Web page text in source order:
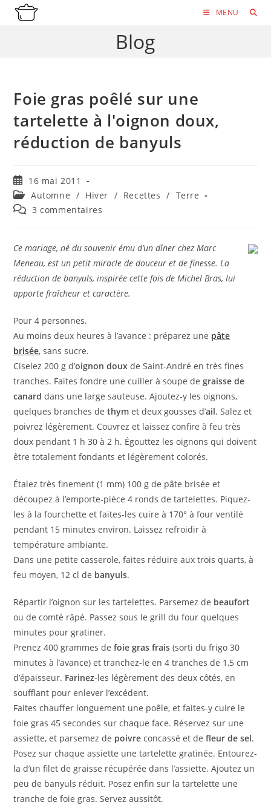
Skip
MENU
Blog
Foie gras poêlé sur une
tartelette à l'oignon doux,
réduction de banyuls
Publication
publiée :
16 mai 2011
Post
category:
Automne / Hiver / Recettes / Terre
Commentaires
publication :
3 commentaires
Ce mariage, né du souvenir ému d’un dîner chez Marc
Meneau, est un petit miracle de douceur et de finesse. La
réduction de banyuls, inspirée cette fois de Michel Bras, lui
apporte fraîcheur et caractère.
Pour 4 personnes.
Au moins deux heures à l’avance : préparez une pâte
brisée, sans sucre.
Ciselez 200 g d’oignon doux de Saint-André en très fines
tranches. Faites fondre une cuiller à soupe degraisse de
canard dans une large sauteuse. Ajoutez-y les oignons,
quelques branches dethymet deux gousses d’ail. Salez et
poivrez légèrement. Couvrez et laissez confire à feu très
doux pendant 1 h 30 à 2 h. Égouttez les oignons qui doivent
être totalement fondants et légèrement colorés.
Étalez très finement (1 mm) 100 g de pâte brisée et
découpez à l’emporte-pièce 4 ronds de tartelettes. Piquez-
les à la fourchette et faites-les cuire à 170° à four ventilé
pendant 15 minutes environ. Laissez refroidir à
température ambiante.
Dans une petite casserole, faites réduire aux trois quarts, à
feu moyen, 12 cl de banyuls.
Répartir l’oignon sur les tartelettes. Parsemez de beaufort
ou de comté râpé. Passez sous le grill du four quelques
minutes pour gratiner.
Prenez 400 grammes defoie gras frais (sorti du frigo 30
minutes à l’avance) et tranchez-le en 4 tranches de 1,5 cm
d’épaisseur. Farinez-les légèrement des deux côtés, en
soufflant pour enlever l’excédent.
Faites chauffer longuement une poêle, et faites-y cuire le
foie gras 45 secondes sur chaque face. Réservez sur une
assiette, et parsemez de poivreconcassé et defleur de sel.
Posez sur chaque assiette une tartelette gratinée. Entourez-
la d’un filet de graisse récupérée dans l’assiette. Ajoutez un
peu de banyuls réduit. Posez enfin sur la tartelette une
tranche de foie gras. Servez aussitôt.